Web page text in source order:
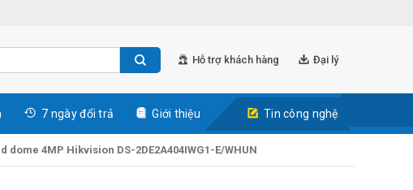
Hỗ trợ khách hàng Đại lý
7 ngày đổi trả Giới thiệu Tin công nghệ
dome 4MP Hikvision DS-2DE2A404IWG1-E/WHUN